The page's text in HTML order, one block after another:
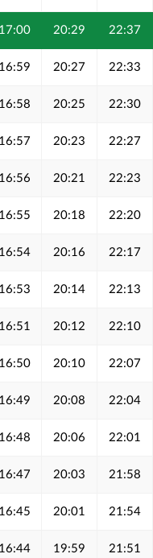
17:00 20:29 22:37
16:59 20:27 22:33
16:58 20:25 22:30
16:57 20:23 22:27
16:56 20:21 22:23
16:55 20:18 22:20
16:54 20:16 22:17
16:53 20:14 22:13
16:51 20:12 22:10
16:50 20:10 22:07
16:49 20:08 22:04
16:48 20:06 22:01
16:47 20:03 21:58
16:45 20:01 21:54
16:44 19:59 21:51